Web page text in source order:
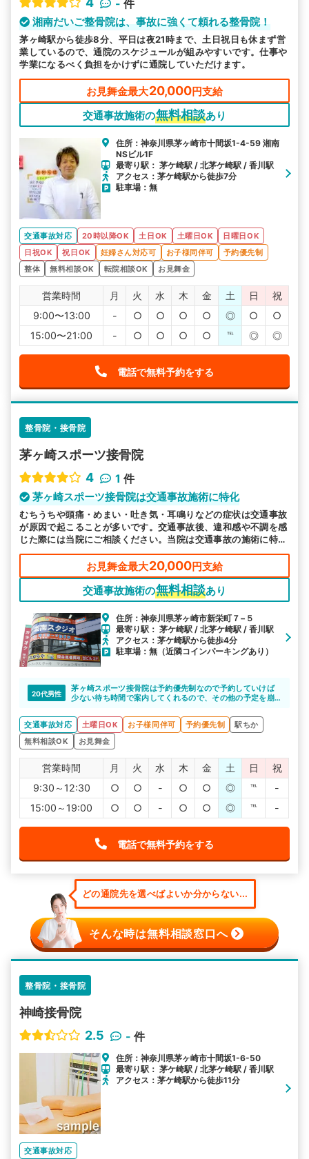
- 件
湘南だいご整骨院は、事故に強くて頼れる整骨院！
茅ヶ崎駅から徒歩8分、平日は夜21時まで、土日祝日も休まず営
業しているので、通院のスケジュールが組みやすいです。仕事や
学業になるべく負担をかけずに通院していただけます。
お見舞金最大20,000円支給
交通事故施術の無料相談あり
住所：神奈川県茅ヶ崎市十間坂1-4-59 湘南
NSビル1F
最寄り駅： 茅ケ崎駅 / 北茅ケ崎駅 / 香川駅
アクセス：茅ケ崎駅から徒歩7分
駐車場：無
交通事故対応 20時以降OK 土日OK 土曜日OK
日曜日OK
日祝OK
祝日OK 妊婦さん対応可 お子様同伴可
予約優先制
整体
無料相談OK 転院相談OK お見舞金
営業時間 月 火 水 木 金 土 日
祝
9:00〜13:00
- ○ ○ ○ ○ ◎ ○
○
15:00〜21:00
- ○ ○ ○ ○ ℡ ◎ ◎
電話で無料予約をする
整骨院・接骨院
茅ヶ崎スポーツ接骨院
4
1 件
茅ヶ崎スポーツ接骨院は交通事故施術に特化
むちうちや頭痛・めまい・吐き気・耳鳴りなどの症状は交通事故
が原因で起こることが多いです。交通事故後、違和感や不調を感
じた際には当院にご相談ください。当院は交通事故の施術に特化
しています。
お見舞金最大20,000円支給
交通事故施術の無料相談あり
住所：神奈川県茅ヶ崎市新栄町７−５
最寄り駅： 茅ケ崎駅 / 北茅ケ崎駅 / 香川駅
アクセス：茅ケ崎駅から徒歩4分
駐車場：無（近隣コインパーキングあり）
20代男性
茅ヶ崎スポーツ接骨院は予約優先制なので予約していけば
少ない待ち時間で案内してくれるので、その他の予定を崩
交通事故対応
土曜日OK お子様同伴可 予約優先制
駅ちか
無料相談OK
お見舞金
営業時間 月 火 水 木 金 土 日
祝
9:30～12:30
○ ○ - ○ ○ ◎ ℡
-
15:00～19:00
○ ○ - ○ ○ ◎ ℡ -
電話で無料予約をする
どの通院先を選べばよいか分からない...
そんな時は無料相談窓口へ
整骨院・接骨院
神崎接骨院
2.5
- 件
住所：神奈川県茅ヶ崎市十間坂1-6-50
最寄り駅： 茅ケ崎駅 / 北茅ケ崎駅 / 香川駅
アクセス：茅ケ崎駅から徒歩11分
交通事故対応